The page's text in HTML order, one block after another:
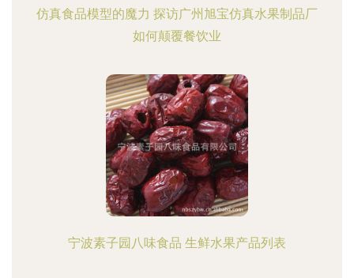
仿真食品模型的魔力 探访广州旭宝仿真水果制品厂
如何颠覆餐饮业
宁波素子园八味食品 生鲜水果产品列表